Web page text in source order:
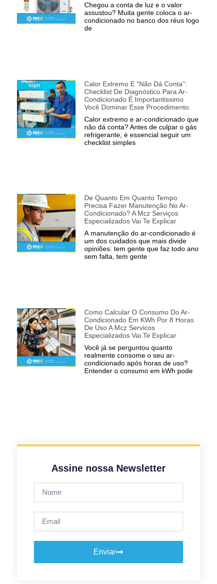
Chegou a conta de luz e o valor
assustou? Muita gente coloca o ar-
condicionado no banco dos réus logo
de
Calor Extremo E “não Dá Conta”:
Checklist De Diagnóstico Para Ar-
Condicionado É Importantissimo
Você Dominar Esse Procedimento.
Calor extremo e ar-condicionado que
não dá conta? Antes de culpar o gás
refrigerante, é essencial seguir um
checklist simples
De Quanto Em Quanto Tempo
Precisa Fazer Manutenção No Ar-
Condicionado? A Mcz Serviços
Especializados Vai Te Explicar
A manutenção do ar-condicionado é
um dos cuidados que mais divide
opiniões: tem gente que faz todo ano
sem falta, tem gente
Como Calcular O Consumo Do Ar-
Condicionado Em KWh Por 8 Horas
De Uso A Mcz Servicos
Especializados Vai Te Explicar
Você já se perguntou quanto
realmente consome o seu ar-
condicionado após horas de uso?
Entender o consumo em kWh pode
Assine nossa Newsletter
Enviar